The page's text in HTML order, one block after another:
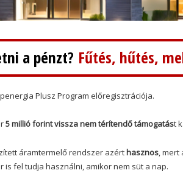
a pénzt? Fűtés, hűtés,
Plusz Program előregisztrációja.
5 millió forint vissza nem térítendő támogatást
áramtermelő rendszer azért hasznos, mert
is fel tudja használni, amikor nem süt a nap.